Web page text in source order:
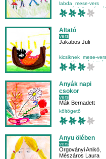
labda
mese-vers
mozgásfejlesztés
Altató
vers
Jakabos Juli
kicsiknek mese-vers
mondóka
népköltés
Anyák napi
csokor
vers
Mák Bernadett
költögető
Anyu ölében
vers
Orgoványi Anikó
Mészáros Laura